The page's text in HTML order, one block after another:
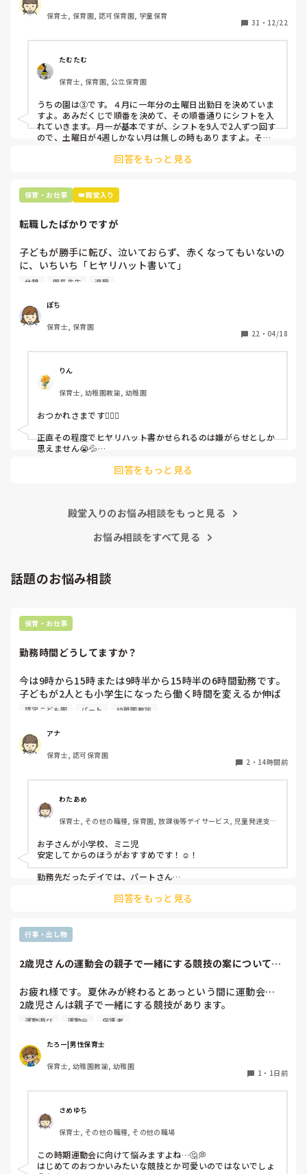
出勤が出来ない方ばかりです。
①土曜日の希望休は2日まで、と制限をかける
②毎月、必ず土曜保育に入ることのできる日を1日だけピッ
クアップしてもらう
③仮シフトが出た時、土曜出勤が難しければ自身で代わりの
人を交渉して見つけてもらう
上記のいずれかの対策を取り入れることを考えています。
保育士, 保育園, 認可保育園, 学童保育
31 ・ 12/22
たむたむ
保育士, 保育園, 公立保育園
うちの園は③です。４月に一年分の土曜日出勤日を決めていま
すよ。あみだくじで順番を決めて、その順番通りにシフトを入
れていきます。月一が基本ですが、シフトを9人で2人ずつ回す
ので、土曜日が4週しかない月は無しの時もありますよ。その
て貰い、主任に報告してます。
回答をもっと見る
保育・お仕事 👑殿堂入り
転職したばかりですが
子どもが勝手に転び、泣いておらず、赤くなってもいないの
に、いちいち「ヒヤリハット書いて」
と書かされ
（そう言う本人は書かない）
しかも、上司に↑この内容でも
ちゃんと考えて対策を練って書き込むようにと。
呼ばれて一緒に対策を考えさせられること多数
これだけで30〜40分拘束されて辛いです
皆さんの園はどうですか?
休憩 園長先生 退職
ぽち
保育士, 保育園
22 ・ 04/18
りん
保育士, 幼稚園教諭, 幼稚園
おつかれさまです🙇🏻‍♀️
正直その程度でヒヤリハット書かせられるのは嫌がらせとしか
思えません😭💦
回答をもっと見る
殿堂入りのお悩み相談をもっと見る
お悩み相談をすべて見る
話題のお悩み相談
保育・お仕事
勤務時間どうしてますか？
今は9時から15時または9時半から15時半の6時間勤務です。
子どもが2人とも小学生になったら働く時間を変えるか伸ば
すか考えています。
ますか？
認定こども園 パート 幼稚園教諭
アナ
保育士, 認可保育園
2 ・ 14時間前
わたあめ
保育士, その他の職種, 保育園, 放課後等デイサービス, 児童発達支援
お子さんが小学校、ミニ児
安定してからのほうがおすすめです！☺️！
勤務先だったデイでは、パートさん
中学生になったら正社員になってました！
回答をもっと見る
行事・出し物
2歳児さんの運動会の親子で一緒にする競技の案についてあ
お疲れ様です。夏休みが終わるとあっという間に運動会…
2歳児さんは親子で一緒にする競技があります。
先生方、何か親子で一緒に協力して楽しめる可愛い競技はあ
あるものが良いです。また、ルールや手順も一緒に教えてい
ただきたいです。どうか力を貸してください。よろしくお願
いします。
運動遊び 運動会 保護者
たろー|男性保育士
保育士, 幼稚園教諭, 幼稚園
1 ・ 1日前
さめゆち
保育士, その他の職種, その他の職場
この時期運動会に向けて悩みますよね…🤔💭
はじめてのおつかいみたいな競技とか可愛いのではないでしょ